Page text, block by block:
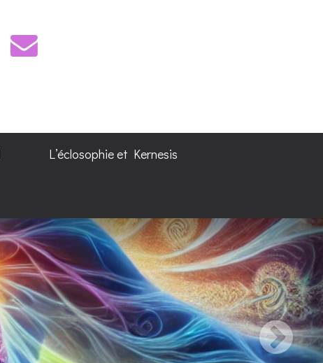
L’éclosophie et Kernesis